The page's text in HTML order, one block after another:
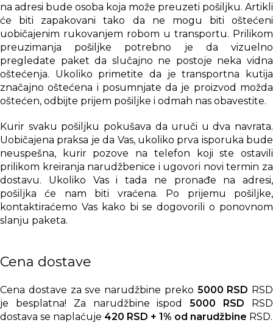
na adresi bude osoba koja može preuzeti pošiljku. Artikli
će biti zapakovani tako da ne mogu biti oštećeni
uobičajenim rukovanjem robom u transportu. Prilikom
preuzimanja pošiljke potrebno je da vizuelno
pregledate paket da slučajno ne postoje neka vidna
oštećenja. Ukoliko primetite da je transportna kutija
značajno oštećena i posumnjate da je proizvod možda
oštećen, odbijte prijem pošiljke i odmah nas obavestite.
Kurir svaku pošiljku pokušava da uruči u dva navrata.
Uobičajena praksa je da Vas, ukoliko prva isporuka bude
neuspešna, kurir pozove na telefon koji ste ostavili
prilikom kreiranja narudžbenice i ugovori novi termin za
dostavu. Ukoliko Vas i tada ne pronađe na adresi,
pošiljka će nam biti vraćena. Po prijemu pošiljke,
kontaktiraćemo Vas kako bi se dogovorili o ponovnom
slanju paketa.
Cena dostave
Cena dostave za sve narudžbine preko 5000 RSD RSD
je besplatna! Za narudžbine ispod5000 RSD RSD
dostava se naplaćuje 420 RSD + 1% od narudžbine RSD.